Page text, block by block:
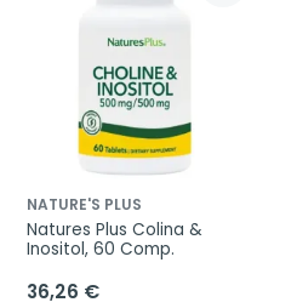
NATURE'S PLUS
Natures Plus Colina &
Inositol, 60 Comp.
36,26 €